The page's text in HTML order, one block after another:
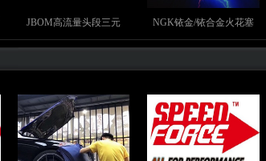
JBOM高流量头段三元 NGK铱金/铱合金火花塞